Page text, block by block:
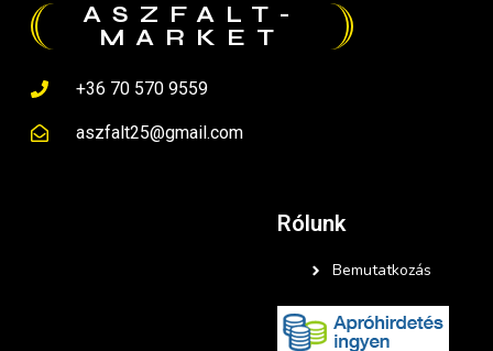
ASZFALT-
MARKET
+36 70 570 9559
aszfalt25@gmail.com
Rólunk
Bemutatkozás